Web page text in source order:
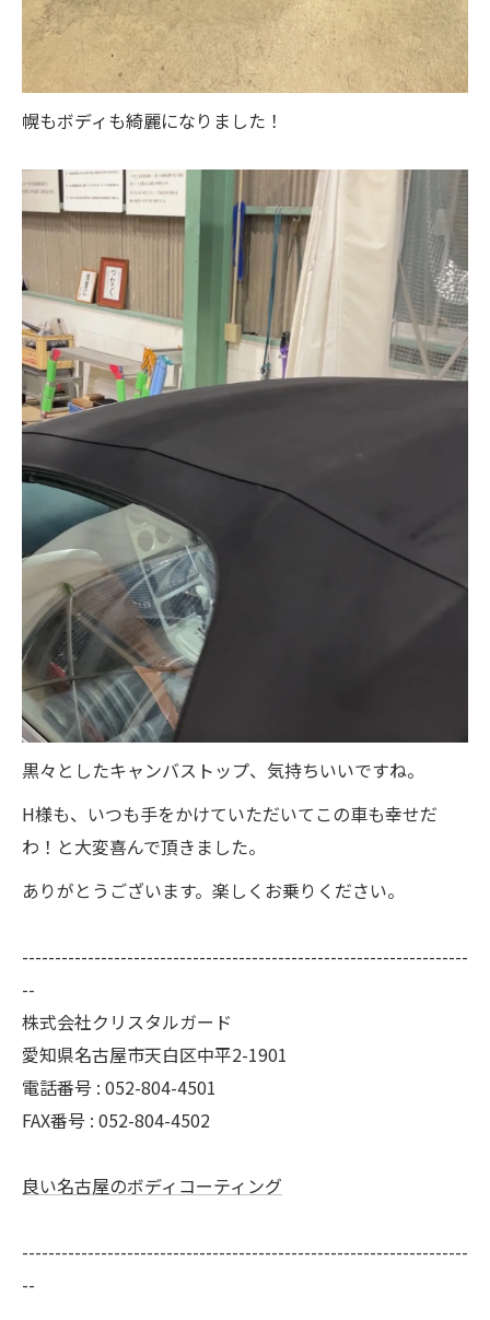
幌もボディも綺麗になりました！
黒々としたキャンバストップ、気持ちいいですね。
H様も、いつも手をかけていただいてこの車も幸せだ
わ！と大変喜んで頂きました。
ありがとうございます。楽しくお乗りください。
--------------------------------------------------------------------
--
株式会社クリスタルガード
愛知県名古屋市天白区中平2-1901
電話番号 : 052-804-4501
FAX番号 : 052-804-4502
良い名古屋のボディコーティング
--------------------------------------------------------------------
--